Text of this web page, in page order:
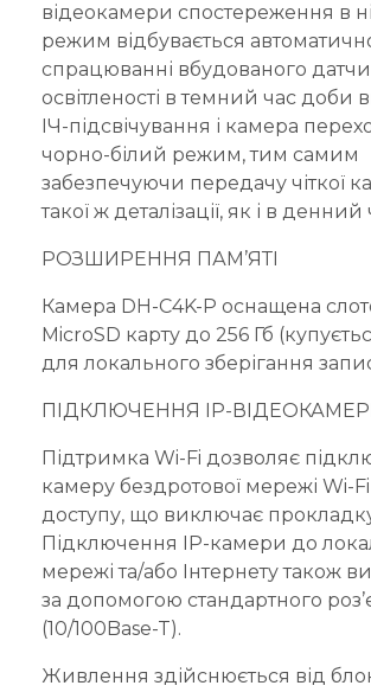
відеокамери спостереження в
режим відбувається
спрацюванні вбудованого
освітленості в темний час доби
ІЧ-підсвічування і камера
чорно-білий режим, тим самим
забезпечуючи передачу чіткої
такої ж деталізації, як і в
РОЗШИРЕННЯ ПАМ’ЯТІ
Камера DH-C4K-P оснащена
MicroSD карту до 256 Гб
для локального зберігання
ПІДКЛЮЧЕННЯ IP-
Підтримка Wi-Fi дозволяє
камеру бездротової мережі Wi-
доступу, що виключає
Підключення IP-камери до
мережі та/або Інтернету також
за допомогою стандартного
(10/100Base-T).
Живлення здійснюється від